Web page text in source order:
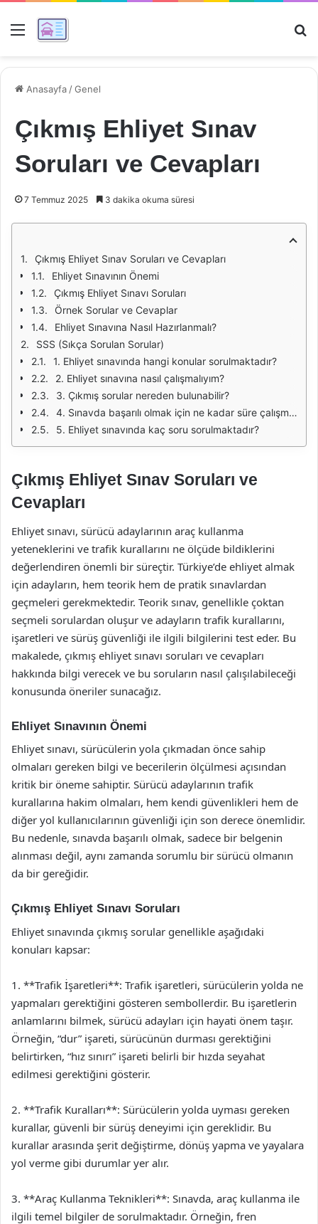
Menü
Anasayfa /Genel
Çıkmış Ehliyet Sınav
Soruları ve Cevapları
7 Temmuz 2025 3 dakika okuma süresi
Çıkmış Ehliyet Sınav Soruları ve Cevapları
Ehliyet Sınavının Önemi
Çıkmış Ehliyet Sınavı Soruları
Örnek Sorular ve Cevaplar
Ehliyet Sınavına Nasıl Hazırlanmalı?
SSS (Sıkça Sorulan Sorular)
1. Ehliyet sınavında hangi konular sorulmaktadır?
2. Ehliyet sınavına nasıl çalışmalıyım?
3. Çıkmış sorular nereden bulunabilir?
4. Sınavda başarılı olmak için ne kadar süre çalışmalıyım?
5. Ehliyet sınavında kaç soru sorulmaktadır?
Çıkmış Ehliyet Sınav Soruları ve
Cevapları
Ehliyet sınavı, sürücü adaylarının araç kullanma
yeteneklerini ve trafik kurallarını ne ölçüde bildiklerini
değerlendiren önemli bir süreçtir. Türkiye’de ehliyet almak
için adayların, hem teorik hem de pratik sınavlardan
geçmeleri gerekmektedir. Teorik sınav, genellikle çoktan
seçmeli sorulardan oluşur ve adayların trafik kurallarını,
işaretleri ve sürüş güvenliği ile ilgili bilgilerini test eder. Bu
makalede, çıkmış ehliyet sınavı soruları ve cevapları
hakkında bilgi verecek ve bu soruların nasıl çalışılabileceği
konusunda öneriler sunacağız.
Ehliyet Sınavının Önemi
Ehliyet sınavı, sürücülerin yola çıkmadan önce sahip
olmaları gereken bilgi ve becerilerin ölçülmesi açısından
kritik bir öneme sahiptir. Sürücü adaylarının trafik
kurallarına hakim olmaları, hem kendi güvenlikleri hem de
diğer yol kullanıcılarının güvenliği için son derece önemlidir.
Bu nedenle, sınavda başarılı olmak, sadece bir belgenin
alınması değil, aynı zamanda sorumlu bir sürücü olmanın
da bir gereğidir.
Çıkmış Ehliyet Sınavı Soruları
Ehliyet sınavında çıkmış sorular genellikle aşağıdaki
konuları kapsar:
1. **Trafik İşaretleri**: Trafik işaretleri, sürücülerin yolda ne
yapmaları gerektiğini gösteren sembollerdir. Bu işaretlerin
anlamlarını bilmek, sürücü adayları için hayati önem taşır.
Örneğin, “dur” işareti, sürücünün durması gerektiğini
belirtirken, “hız sınırı” işareti belirli bir hızda seyahat
edilmesi gerektiğini gösterir.
2. **Trafik Kuralları**: Sürücülerin yolda uyması gereken
kurallar, güvenli bir sürüş deneyimi için gereklidir. Bu
kurallar arasında şerit değiştirme, dönüş yapma ve yayalara
yol verme gibi durumlar yer alır.
3. **Araç Kullanma Teknikleri**: Sınavda, araç kullanma ile
ilgili temel bilgiler de sorulmaktadır. Örneğin, fren